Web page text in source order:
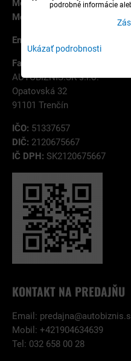
Mobil:+421 907 787 785
Mobil:
Email:
Fakturačná adresa:
AUTOBIZNIS.SK s.r.o.
Opatovská 32
91101 Trenčín
IČO: 51337657
DIČ: 2120675667
IČ DPH: SK2120675667
KONTAKT NA PREDAJŇU
Email:
Mobil: +421904634639
Tel: 032 658 00 28
podrobné informácie
Ukázať podrobnosti